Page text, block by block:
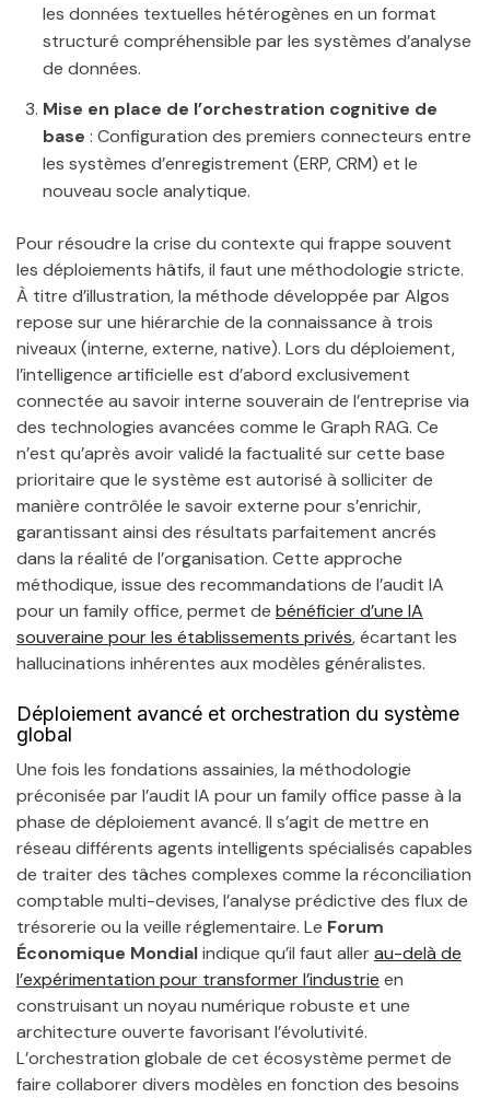
les données textuelles hétérogènes en un format
structuré compréhensible par les systèmes d’analyse
de données.
Mise en place de l’orchestration cognitive de
base : Configuration des premiers connecteurs entre
les systèmes d’enregistrement (ERP, CRM) et le
nouveau socle analytique.
Pour résoudre la crise du contexte qui frappe souvent
les déploiements hâtifs, il faut une méthodologie stricte.
À titre d’illustration, la méthode développée par Algos
repose sur une hiérarchie de la connaissance à trois
niveaux (interne, externe, native). Lors du déploiement,
l’intelligence artificielle est d’abord exclusivement
connectée au savoir interne souverain de l’entreprise via
des technologies avancées comme le Graph RAG. Ce
n’est qu’après avoir validé la factualité sur cette base
prioritaire que le système est autorisé à solliciter de
manière contrôlée le savoir externe pour s’enrichir,
garantissant ainsi des résultats parfaitement ancrés
dans la réalité de l’organisation. Cette approche
méthodique, issue des recommandations de l’audit IA
pour un family office, permet de bénéficier d’une IA
souveraine pour les établissements privés, écartant les
hallucinations inhérentes aux modèles généralistes.
Déploiement avancé et orchestration du système
global
Une fois les fondations assainies, la méthodologie
préconisée par l’audit IA pour un family office passe à la
phase de déploiement avancé. Il s’agit de mettre en
réseau différents agents intelligents spécialisés capables
de traiter des tâches complexes comme la réconciliation
comptable multi-devises, l’analyse prédictive des flux de
trésorerie ou la veille réglementaire. Le Forum
Économique Mondialindique qu’il faut allerau-delà de
l’expérimentation pour transformer l’industrie en
construisant un noyau numérique robuste et une
architecture ouverte favorisant l’évolutivité.
L’orchestration globale de cet écosystème permet de
faire collaborer divers modèles en fonction des besoins